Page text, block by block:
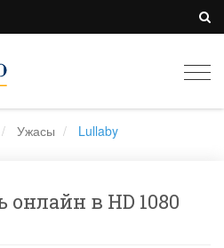
Ужасы Lullaby
в HD 1080